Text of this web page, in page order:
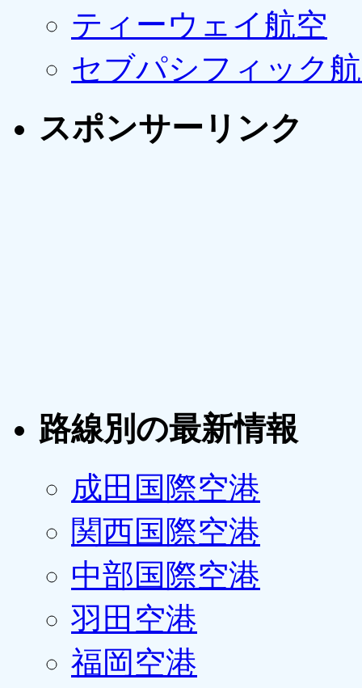
ティーウェイ航空
セブパシフィック
スポンサーリンク
路線別の最新情報
成田国際空港
関西国際空港
中部国際空港
羽田空港
福岡空港